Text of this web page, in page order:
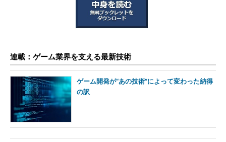
連載：ゲーム業界を支える最新技術
ゲーム開発が“あの技術”によって変わった納得
の訳